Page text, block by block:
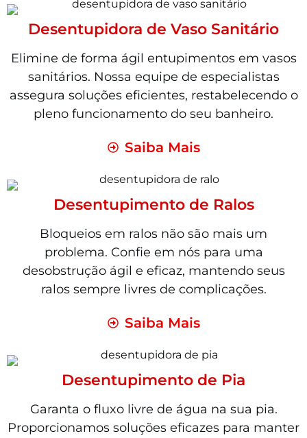
Desentupidora de Vaso Sanitário
Elimine de forma ágil entupimentos em vasos
sanitários. Nossa equipe de especialistas
assegura soluções eficientes, restabelecendo o
pleno funcionamento do seu banheiro.
Saiba Mais
Desentupimento de Ralos
Bloqueios em ralos não são mais um
problema. Confie em nós para uma
desobstrução ágil e eficaz, mantendo seus
ralos sempre livres de complicações.
Saiba Mais
Desentupimento de Pia
Garanta o fluxo livre de água na sua pia.
Proporcionamos soluções eficazes para manter